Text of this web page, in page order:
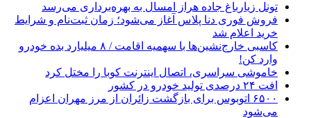
تونل زیارباغ جاده هراز امسال به بهره‌برداری می‌رسد
فروش فوری دنا پلاس آغاز می‌شود؛ زمان ثبت‌نام و شرایط
خرید اعلام شد
کاسبی خارج‌نشین‌ها با سهمیه اقامت / ۸ میلیارد بده خودرو
وارد کن!
خاموشی سراسری، اتصال اینترنت کوبا را مختل کرد
افت ۲۴ درصدی تولید خودرو در کشور
۶۵۰۰ اتوبوس برای بازگشت زائران از مرز مهران اعزام
می‌شود